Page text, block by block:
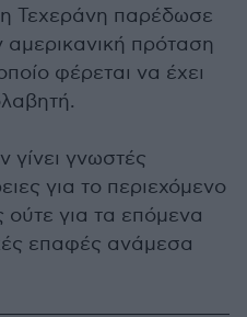
Τεχεράνη παρέδωσε
πρόταση
φέρεται να έχει
γίνει γνωστές
για το περιεχόμενο
ούτε για τα επόμενα
επαφές ανάμεσα